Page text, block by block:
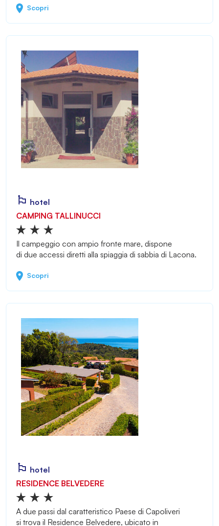
Scopri
hotel
CAMPING TALLINUCCI
Il campeggio con ampio fronte mare, dispone
di due accessi diretti alla spiaggia di sabbia di Lacona.
Scopri
hotel
RESIDENCE BELVEDERE
A due passi dal caratteristico Paese di Capoliveri
si trova il Residence Belvedere, ubicato in